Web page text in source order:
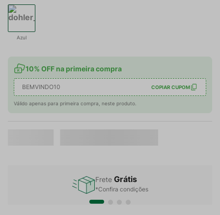
Azul
10% OFF na primeira compra
BEMVINDO10 COPIAR CUPOM
Válido apenas para primeira compra, neste produto.
Frete Grátis
*Confira condições